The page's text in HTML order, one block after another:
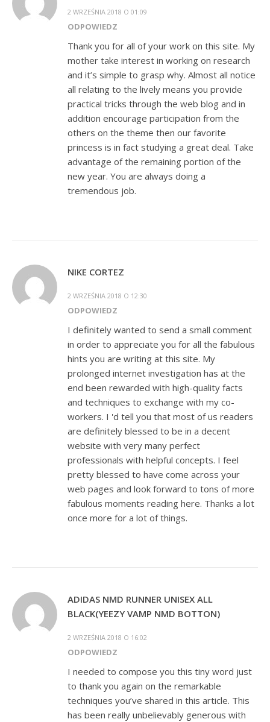
2 WRZEŚNIA 2018 O 01:09
ODPOWIEDZ
Thank you for all of your work on this site. My
mother take interest in working on research
and it’s simple to grasp why. Almost all notice
all relating to the lively means you provide
practical tricks through the web blog and in
addition encourage participation from the
others on the theme then our favorite
princess is in fact studying a great deal. Take
advantage of the remaining portion of the
new year. You are always doing a
tremendous job.
NIKE CORTEZ
2 WRZEŚNIA 2018 O 12:30
ODPOWIEDZ
I definitely wanted to send a small comment
in order to appreciate you for all the fabulous
hints you are writing at this site. My
prolonged internet investigation has at the
end been rewarded with high-quality facts
and techniques to exchange with my co-
workers. I 'd tell you that most of us readers
are definitely blessed to be in a decent
website with very many perfect
professionals with helpful concepts. I feel
pretty blessed to have come across your
web pages and look forward to tons of more
fabulous moments reading here. Thanks a lot
once more for a lot of things.
ADIDAS NMD RUNNER UNISEX ALL
BLACK(YEEZY VAMP NMD BOTTON)
2 WRZEŚNIA 2018 O 16:02
ODPOWIEDZ
I needed to compose you this tiny word just
to thank you again on the remarkable
techniques you’ve shared in this article. This
has been really unbelievably generous with